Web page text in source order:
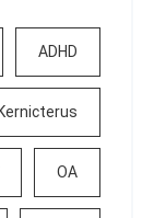
ADHD
OA